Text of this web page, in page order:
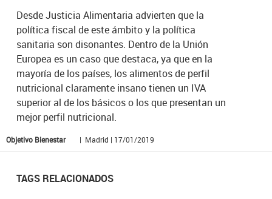
Desde Justicia Alimentaria advierten que la
política fiscal de este ámbito y la política
sanitaria son disonantes. Dentro de la Unión
Europea es un caso que destaca, ya que en la
mayoría de los países, los alimentos de perfil
nutricional claramente insano tienen un IVA
superior al de los básicos o los que presentan un
mejor perfil nutricional.
Objetivo Bienestar | Madrid | 17/01/2019
TAGS RELACIONADOS